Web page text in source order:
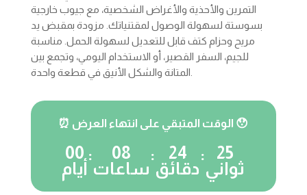
التمرين والأحذية والأغراض الشخصية، مع جيوب خارجية
بسوستة لسهولة الوصول لمقتنياتك. مزودة بمقبض يد
مريح وحزام كتف قابل للتعديل لسهولة الحمل. مناسبة
للجيم، السفر القصير، أو الاستخدام اليومي، وتجمع بين
⏰ الوقت المتبقي على انتهاء العرض 😯
00
أيام
:
08
ساعات
:
24
دقائق
:
24
ثواني